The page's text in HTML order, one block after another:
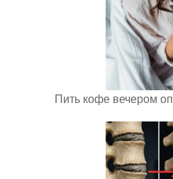
Пить кофе вечером